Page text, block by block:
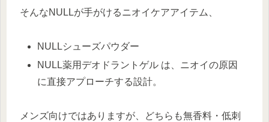
そんなNULLが手がけるニオイケアアイテム、
NULLシューズパウダー
NULL薬用デオドラントゲル は、ニオイの原因
に直接アプローチする設計。
メンズ向けではありますが、どちらも無香料・低刺